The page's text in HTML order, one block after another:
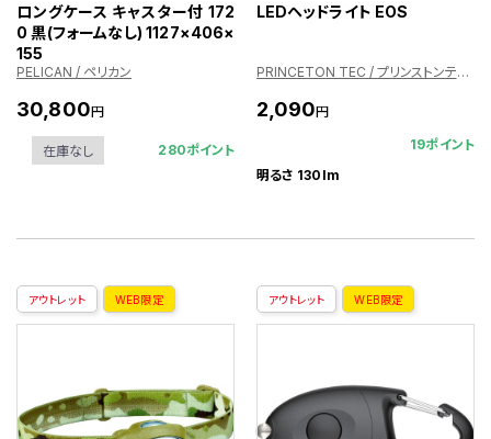
ロングケース キャスター付 172
0 黒(フォームなし) 1127×406×
155
PELICAN / ペリカン
30,800円
在庫なし 280ポイント
LEDヘッドライト EOS
PRINCETON TEC / プリンストンテック
2,090円
19ポイント
明るさ 130lm
アウトレット WEB限定 アウトレット WEB限定